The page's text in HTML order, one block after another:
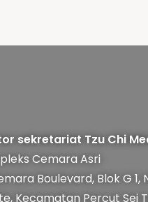
sekretariat Tzu Chi
Cemara Asri
Boulevard, Blok G 1,
Kecamatan Percut Sei